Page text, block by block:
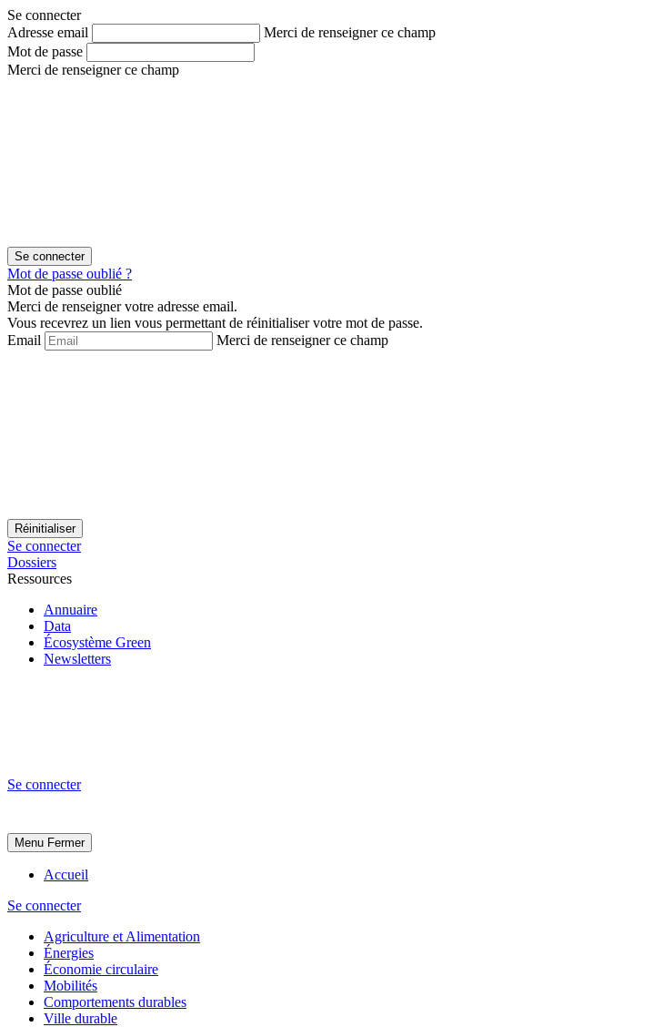
Aller
au
contenu
Aller
au
menu
Se connecter
Adresse email
Merci de renseigner ce champ
Mot de passe
Merci de renseigner ce champ
Mot de passe oublié ?
Mot de passe oublié
Merci de renseigner votre adresse email.
Vous recevrez un lien vous permettant de réinitialiser votre mot de passe.
Email
Merci de renseigner ce champ
Se connecter
Dossiers
Ressources
Annuaire
Data
Écosystème Green
Newsletters
Se connecter
Menu Fermer
Accueil
Se connecter
Agriculture et Alimentation
Énergies
Économie circulaire
Mobilités
Comportements durables
Ville durable